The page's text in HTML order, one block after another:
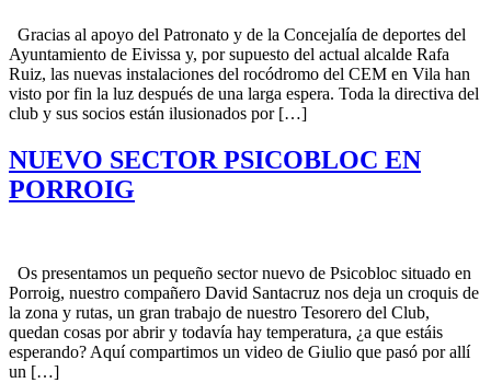
Gracias al apoyo del Patronato y de la Concejalía de deportes del
Ayuntamiento de Eivissa y, por supuesto del actual alcalde Rafa
Ruiz, las nuevas instalaciones del rocódromo del CEM en Vila han
visto por fin la luz después de una larga espera. Toda la directiva del
club y sus socios están ilusionados por […]
NUEVO SECTOR PSICOBLOC EN
PORROIG
Os presentamos un pequeño sector nuevo de Psicobloc situado en
Porroig, nuestro compañero David Santacruz nos deja un croquis de
la zona y rutas, un gran trabajo de nuestro Tesorero del Club,
quedan cosas por abrir y todavía hay temperatura, ¿a que estáis
esperando? Aquí compartimos un video de Giulio que pasó por allí
un […]